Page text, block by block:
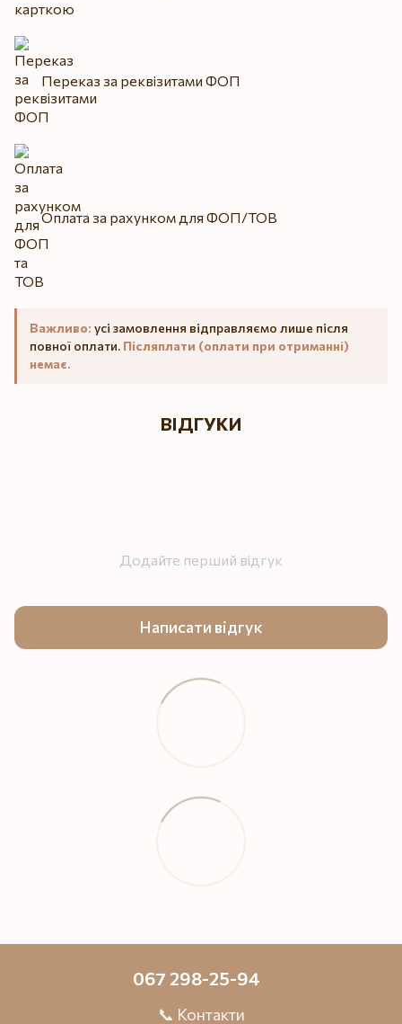
Переказ за реквізитами ФОП
Оплата за рахунком для ФОП/ТОВ
Важливо: усі замовлення відправляємо лише після
повної оплати. Післяплати (оплати при отриманні)
немає.
ВІДГУКИ
Додайте перший відгук
Написати відгук
067 298-25-94
📞 Контакти